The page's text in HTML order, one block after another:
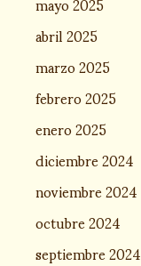
abril 2025
marzo 2025
febrero 2025
enero 2025
diciembre 2024
noviembre 2024
octubre 2024
septiembre 2024